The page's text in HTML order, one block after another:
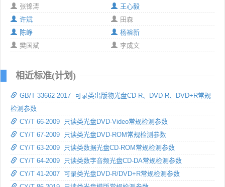
张锦涛
王心毅
许斌
田森
陈峥
杨裕新
樊国斌
李成文
相近标准(计划)
GB/T 33662-2017 可录类出版物光盘CD-R、DVD-R、DVD+R常规
检测参数
CY/T 66-2009 只读类光盘DVD-Video常规检测参数
CY/T 67-2009 只读类光盘DVD-ROM常规检测参数
CY/T 63-2009 只读类数据光盘CD-ROM常规检测参数
CY/T 64-2009 只读类数字音频光盘CD-DA常规检测参数
CY/T 41-2007 可录类光盘DVD-R/DVD+R常规检测参数